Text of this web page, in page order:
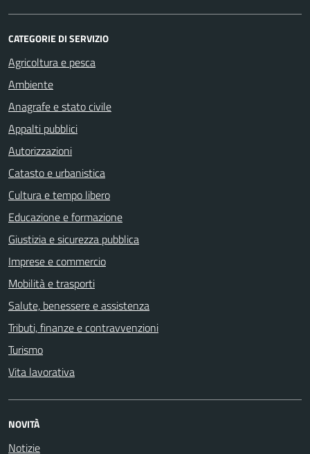
CATEGORIE DI SERVIZIO
Agricoltura e pesca
Ambiente
Anagrafe e stato civile
Appalti pubblici
Autorizzazioni
Catasto e urbanistica
Cultura e tempo libero
Educazione e formazione
Giustizia e sicurezza pubblica
Imprese e commercio
Mobilità e trasporti
Salute, benessere e assistenza
Tributi, finanze e contravvenzioni
Turismo
Vita lavorativa
NOVITÀ
Notizie